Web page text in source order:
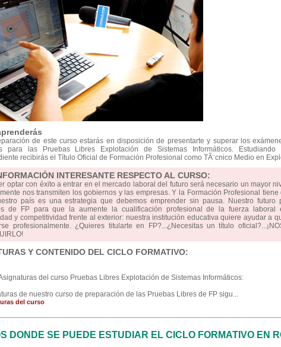
de este curso estarás en disposición de presentarte y superar los
para las Pruebas Libres Explotación de Sistemas Informáticos.
recibirás el Título Oficial de Formación Profesional como TÃ¨cnico Medio en
INTERESANTE RESPECTO AL CURSO:
optar con éxito a entrar en el mercado laboral del futuro será necesario un mayor
nos transmiten los gobiernos y las empresas. Y la Formación Profesional
país es una estrategia que debemos emprender sin pausa. Nuestro
de FP para que la aumente la cualificación profesional de la fuerza laboral
y competitividad frente al exterior: nuestra institución educativa quiere ayudar a
profesionalmente. ¿Quieres titularte en FP?...¿Necesitas un título
Y CONTENIDO DEL CICLO FORMATIVO:
del curso Pruebas Libres Explotación de Sistemas Informáticos:
de nuestro curso de preparación de las Pruebas Libres de FP sigu...
del curso
DONDE SE PUEDE ESTUDIAR EL CICLO FORMATIVO EN